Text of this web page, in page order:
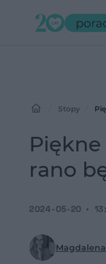
Stopy
rano
2024-05-20